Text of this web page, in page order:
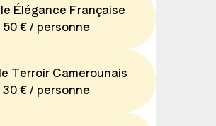
Élégance Française
50 € / personne
Terroir Camerounais
30 € / personne